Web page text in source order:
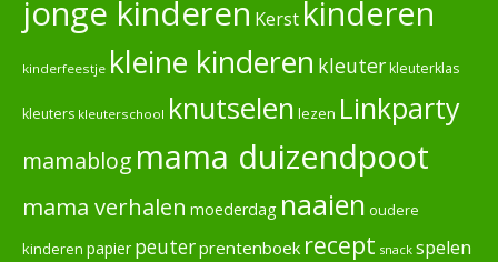
jonge kinderen Kerst kinderen
kinderfeestje kleine kinderen kleuterkleuterklas
kleuters kleuterschool knutselen lezen Linkparty
mamablog mama duizendpoot
mama verhalen moederdag naaien oudere
kinderen papier peuterprentenboek recept snack spelen